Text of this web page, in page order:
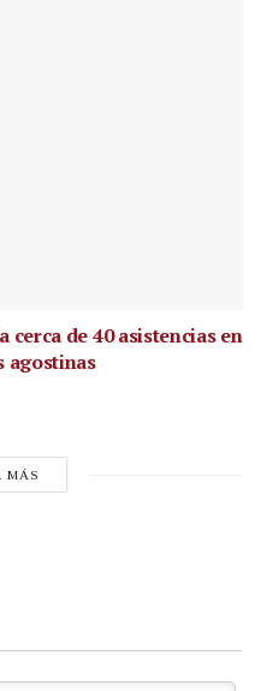
de 40 asistencias en
agostinas
MÁS